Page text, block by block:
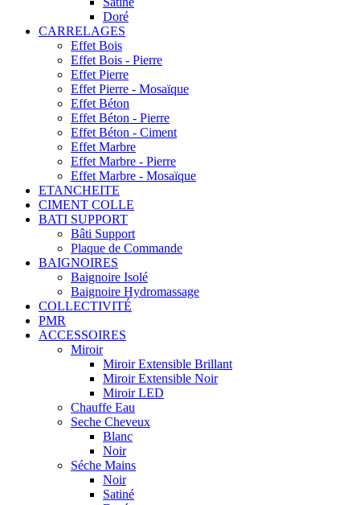
Doré
CARRELAGES
Effet Bois
Effet Bois - Pierre
Effet Pierre
Effet Pierre - Mosaïque
Effet Béton
Effet Béton - Pierre
Effet Béton - Ciment
Effet Marbre
Effet Marbre - Pierre
Effet Marbre - Mosaïque
ETANCHEITE
CIMENT COLLE
BATI SUPPORT
Bâti Support
Plaque de Commande
BAIGNOIRES
Baignoire Isolé
Baignoire Hydromassage
COLLECTIVITÉ
PMR
ACCESSOIRES
Miroir
Miroir Extensible Brillant
Miroir Extensible Noir
Miroir LED
Chauffe Eau
Seche Cheveux
Blanc
Noir
Séche Mains
Noir
Satiné